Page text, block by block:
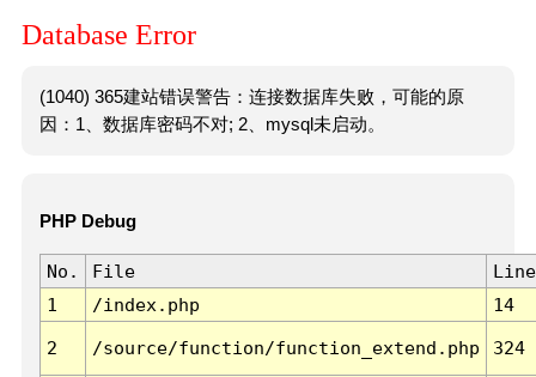
Database Error
(1040) 365建站错误警告：连接数据库失败，可能的原
因：1、数据库密码不对; 2、mysql未启动。
PHP Debug
No. File
Line
1
/index.php 14
2 /source/function/function_extend.php 324